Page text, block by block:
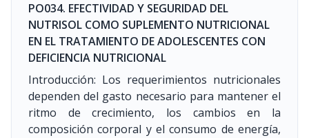
PO034. EFECTIVIDAD Y SEGURIDAD DEL
NUTRISOL COMO SUPLEMENTO NUTRICIONAL
EN EL TRATAMIENTO DE ADOLESCENTES CON
DEFICIENCIA NUTRICIONAL
Introducción: Los requerimientos nutricionales
dependen del gasto necesario para mantener el
ritmo de crecimiento, los cambios en la
composición corporal y el consumo de energía,